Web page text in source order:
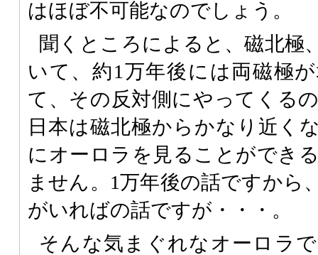
はほぼ不可能なのでしょう。
聞くところによると、磁北極
いて、約1万年後には両磁極
て、その反対側にやってくる
日本は磁北極からかなり近く
にオーロラを見ることができ
ません。1万年後の話ですから
がいればの話ですが・・・。
そんな気まぐれなオーロラ